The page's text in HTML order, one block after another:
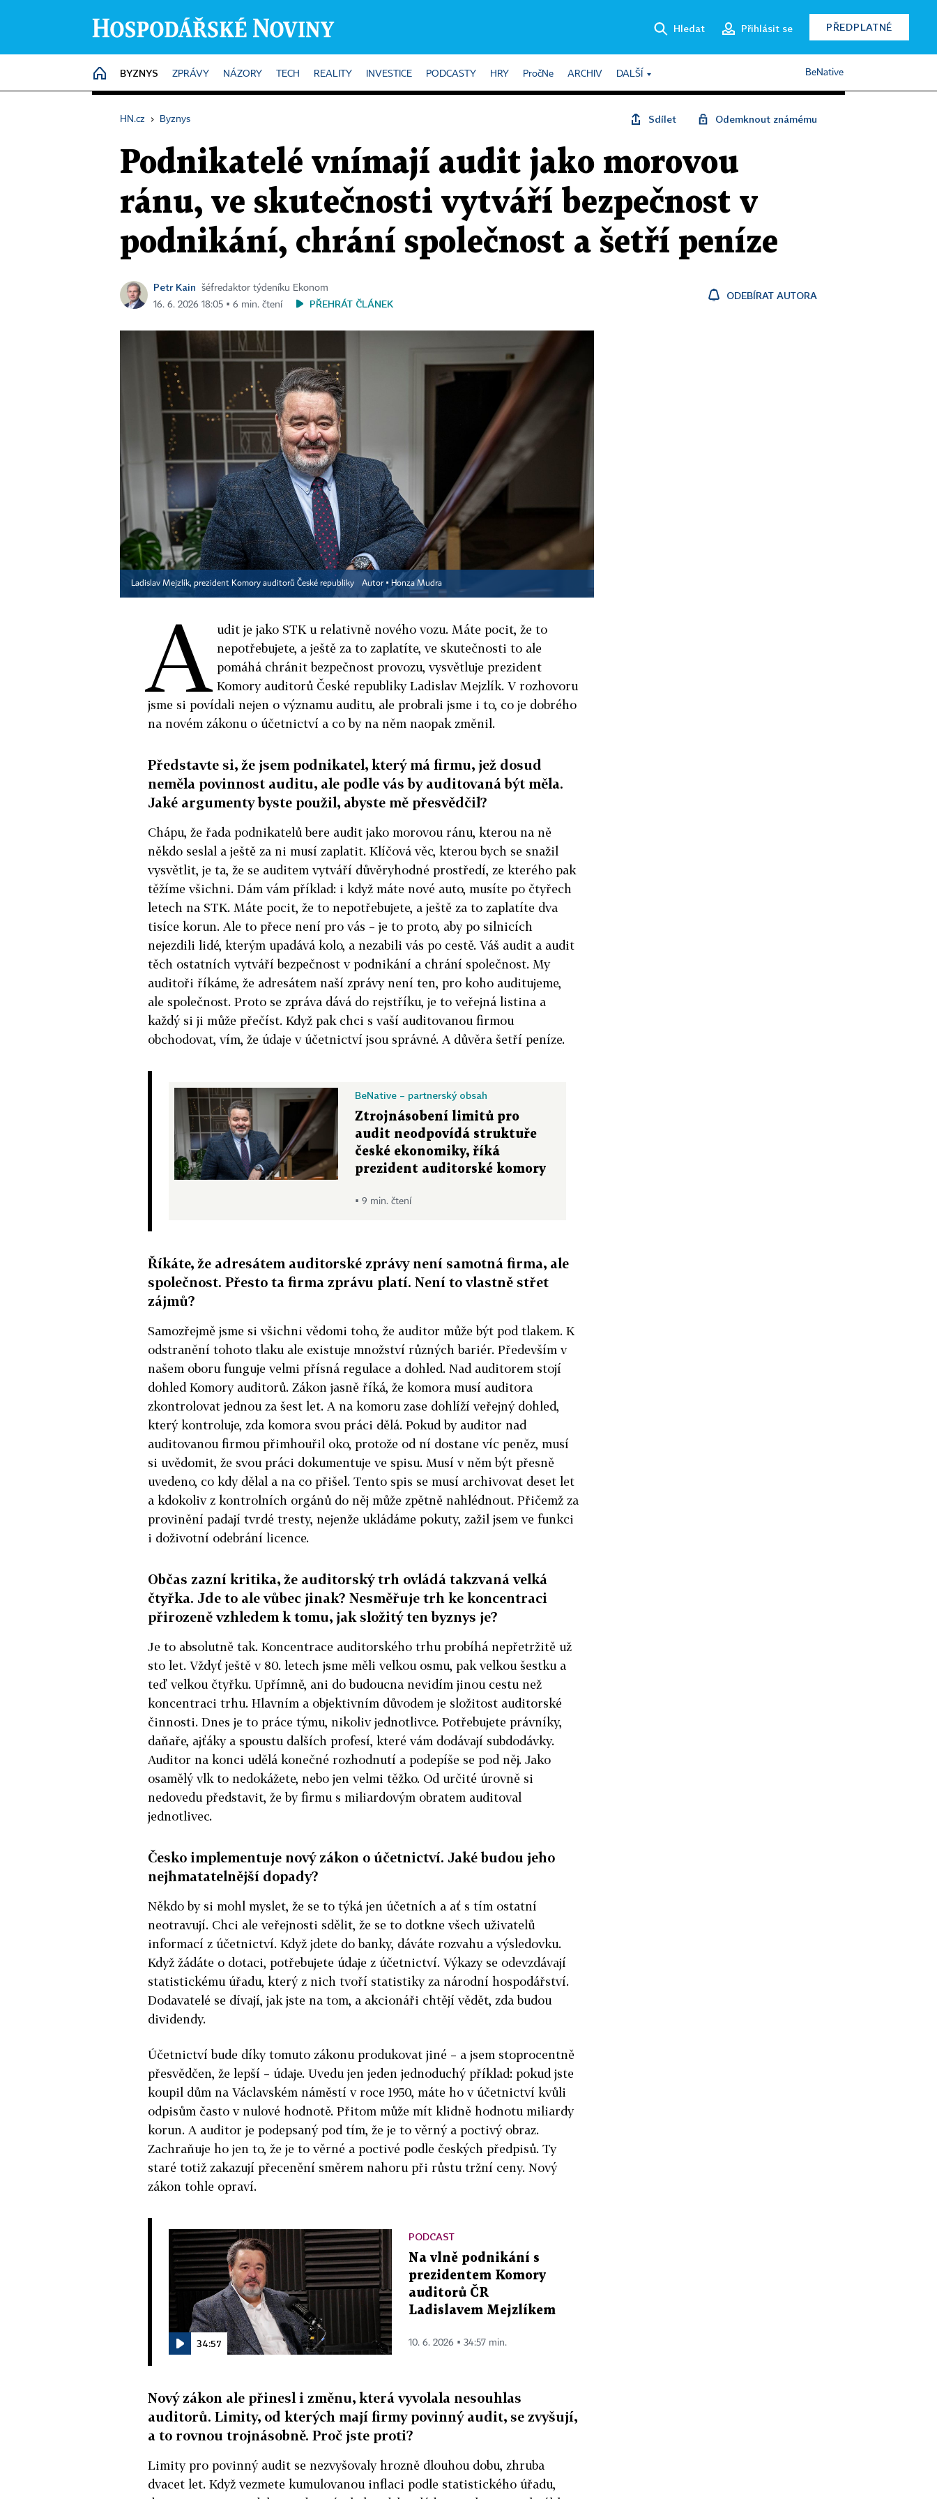
Hledat Přihlásit se PŘEDPLATNÉ
HOME
BYZNYS ZPRÁVY NÁZORY TECH REALITY INVESTICE PODCASTY HRY PročNe ARCHIV DALŠÍ BeNative
HN.cz › Byznys Sdílet Odemknout známému
Podnikatelé vnímají audit jako morovou
ránu, ve skutečnosti vytváří bezpečnost v
podnikání, chrání společnost a šetří peníze
Petr Kain
šéfredaktor týdeníku Ekonom
16. 6. 2026 18:05 ▪ 6 min. čtení
PŘEHRÁT ČLÁNEK
ODEBÍRAT AUTORA
Ladislav Mejzlík, prezident Komory auditorů České republiky Autor ▪ Honza Mudra
A udit je jako STK u relativně nového vozu. Máte pocit, že to
nepotřebujete, a ještě za to zaplatíte, ve skutečnosti to ale
pomáhá chránit bezpečnost provozu, vysvětluje prezident
Komory auditorů České republiky Ladislav Mejzlík. V rozhovoru
jsme si povídali nejen o významu auditu, ale probrali jsme i to, co je dobrého
na novém zákonu o účetnictví a co by na něm naopak změnil.
Představte si, že jsem podnikatel, který má firmu, jež dosud
neměla povinnost auditu, ale podle vás by auditovaná být měla.
Jaké argumenty byste použil, abyste mě přesvědčil?
Chápu, že řada podnikatelů bere audit jako morovou ránu, kterou na ně
někdo seslal a ještě za ni musí zaplatit. Klíčová věc, kterou bych se snažil
vysvětlit, je ta, že se auditem vytváří důvěryhodné prostředí, ze kterého pak
těžíme všichni. Dám vám příklad: i když máte nové auto, musíte po čtyřech
letech na STK. Máte pocit, že to nepotřebujete, a ještě za to zaplatíte dva
tisíce korun. Ale to přece není pro vás – je to proto, aby po silnicích
nejezdili lidé, kterým upadává kolo, a nezabili vás po cestě. Váš audit a audit
těch ostatních vytváří bezpečnost v podnikání a chrání společnost. My
auditoři říkáme, že adresátem naší zprávy není ten, pro koho auditujeme,
ale společnost. Proto se zpráva dává do rejstříku, je to veřejná listina a
každý si ji může přečíst. Když pak chci s vaší auditovanou firmou
obchodovat, vím, že údaje v účetnictví jsou správné. A důvěra šetří peníze.
BeNative – partnerský obsah
Ztrojnásobení limitů pro
audit neodpovídá struktuře
české ekonomiky, říká
prezident auditorské komory
▪ 9 min. čtení
Říkáte, že adresátem auditorské zprávy není samotná firma, ale
společnost. Přesto ta firma zprávu platí. Není to vlastně střet
zájmů?
Samozřejmě jsme si všichni vědomi toho, že auditor může být pod tlakem. K
odstranění tohoto tlaku ale existuje množství různých bariér. Především v
našem oboru funguje velmi přísná regulace a dohled. Nad auditorem stojí
dohled Komory auditorů. Zákon jasně říká, že komora musí auditora
zkontrolovat jednou za šest let. A na komoru zase dohlíží veřejný dohled,
který kontroluje, zda komora svou práci dělá. Pokud by auditor nad
auditovanou firmou přimhouřil oko, protože od ní dostane víc peněz, musí
si uvědomit, že svou práci dokumentuje ve spisu. Musí v něm být přesně
uvedeno, co kdy dělal a na co přišel. Tento spis se musí archivovat deset let
a kdokoliv z kontrolních orgánů do něj může zpětně nahlédnout. Přičemž za
provinění padají tvrdé tresty, nejenže ukládáme pokuty, zažil jsem ve funkci
i doživotní odebrání licence.
Občas zazní kritika, že auditorský trh ovládá takzvaná velká
čtyřka. Jde to ale vůbec jinak? Nesměřuje trh ke koncentraci
přirozeně vzhledem k tomu, jak složitý ten byznys je?
Je to absolutně tak. Koncentrace auditorského trhu probíhá nepřetržitě už
sto let. Vždyť ještě v 80. letech jsme měli velkou osmu, pak velkou šestku a
teď velkou čtyřku. Upřímně, ani do budoucna nevidím jinou cestu než
koncentraci trhu. Hlavním a objektivním důvodem je složitost auditorské
činnosti. Dnes je to práce týmu, nikoliv jednotlivce. Potřebujete právníky,
daňaře, ajťáky a spoustu dalších profesí, které vám dodávají subdodávky.
Auditor na konci udělá konečné rozhodnutí a podepíše se pod něj. Jako
osamělý vlk to nedokážete, nebo jen velmi těžko. Od určité úrovně si
nedovedu představit, že by firmu s miliardovým obratem auditoval
jednotlivec.
Česko implementuje nový zákon o účetnictví. Jaké budou jeho
nejhmatatelnější dopady?
Někdo by si mohl myslet, že se to týká jen účetních a ať s tím ostatní
neotravují. Chci ale veřejnosti sdělit, že se to dotkne všech uživatelů
informací z účetnictví. Když jdete do banky, dáváte rozvahu a výsledovku.
Když žádáte o dotaci, potřebujete údaje z účetnictví. Výkazy se odevzdávají
statistickému úřadu, který z nich tvoří statistiky za národní hospodářství.
Dodavatelé se dívají, jak jste na tom, a akcionáři chtějí vědět, zda budou
dividendy.
Účetnictví bude díky tomuto zákonu produkovat jiné – a jsem stoprocentně
přesvědčen, že lepší – údaje. Uvedu jen jeden jednoduchý příklad: pokud jste
koupil dům na Václavském náměstí v roce 1950, máte ho v účetnictví kvůli
odpisům často v nulové hodnotě. Přitom může mít klidně hodnotu miliardy
korun. A auditor je podepsaný pod tím, že je to věrný a poctivý obraz.
Zachraňuje ho jen to, že je to věrné a poctivé podle českých předpisů. Ty
staré totiž zakazují přecenění směrem nahoru při růstu tržní ceny. Nový
zákon tohle opraví.
34:57
PODCAST
Na vlně podnikání s
prezidentem Komory
auditorů ČR
Ladislavem Mejzlíkem
10. 6. 2026 ▪ 34:57 min.
Nový zákon ale přinesl i změnu, která vyvolala nesouhlas
auditorů. Limity, od kterých mají firmy povinný audit, se zvyšují,
a to rovnou trojnásobně. Proč jste proti?
Limity pro povinný audit se nezvyšovaly hrozně dlouhou dobu, zhruba
dvacet let. Když vezmete kumulovanou inflaci podle statistického úřadu,